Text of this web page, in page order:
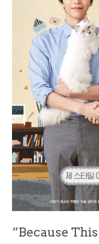
“Because